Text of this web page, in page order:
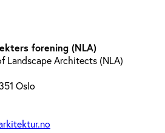
forening (NLA)
Landscape Architects (NLA)
Oslo